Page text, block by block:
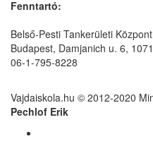
Fenntartó:
Belső-Pesti Tankerületi Központ
Budapest, Damjanich u. 6, 1071
06-1-795-8228
Pechlof Erik